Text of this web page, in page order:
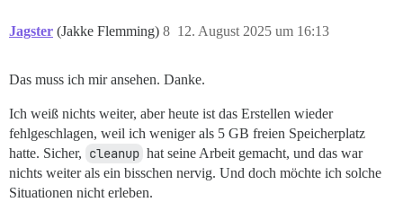
Jagster (Jakke Flemming) 12. August 2025 um 16:13
8
Das muss ich mir ansehen. Danke.
Ich weiß nichts weiter, aber heute ist das Erstellen wieder
fehlgeschlagen, weil ich weniger als 5 GB freien Speicherplatz
hatte. Sicher, cleanup hat seine Arbeit gemacht, und das war
nichts weiter als ein bisschen nervig. Und doch möchte ich solche
Situationen nicht erleben.